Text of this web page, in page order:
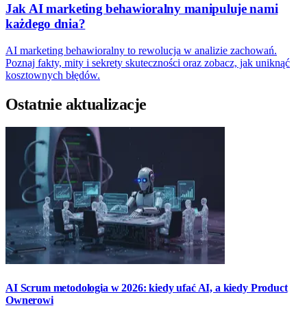
Jak AI marketing behawioralny manipuluje nami
każdego dnia?
AI marketing behawioralny to rewolucja w analizie zachowań.
Poznaj fakty, mity i sekrety skuteczności oraz zobacz, jak uniknąć
kosztownych błędów.
Ostatnie aktualizacje
AI Scrum metodologia w 2026: kiedy ufać AI, a kiedy Product
Ownerowi